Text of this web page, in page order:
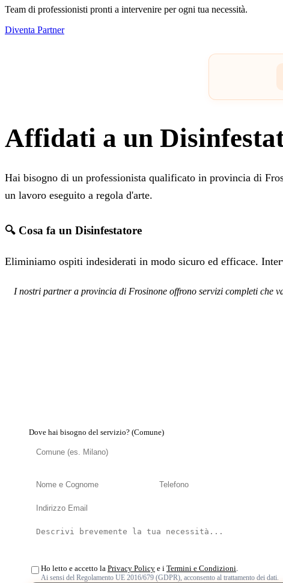
Team di professionisti pronti a intervenire per ogni tua necessità.
Diventa Partner
Affidati a un
Hai bisogno di un professionista qualificato in provincia di
un lavoro eseguito a regola d'arte.
🔍 Cosa fa un Disinfestatore
Eliminiamo ospiti indesiderati in modo sicuro ed efficace.
I nostri partner a provincia di Frosinone offrono servizi completi che
Dove hai bisogno del servizio? (Comune)
Ho letto e accetto la Privacy Policy e i Termini e Condizioni
Ai sensi del Regolamento UE 2016/679 (GDPR), acconsento al trattamento dei dati.